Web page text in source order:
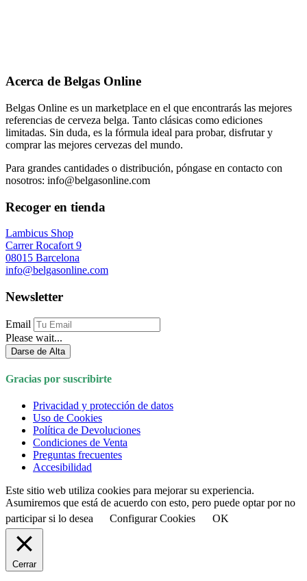
Acerca de Belgas Online
Belgas Online es un marketplace en el que encontrarás las mejores
referencias de cerveza belga. Tanto clásicas como ediciones
limitadas. Sin duda, es la fórmula ideal para probar, disfrutar y
comprar las mejores cervezas del mundo.
Para grandes cantidades o distribución, póngase en contacto con
nosotros: info@belgasonline.com
Recoger en tienda
Lambicus Shop
Carrer Rocafort 9
08015 Barcelona
info@belgasonline.com
Newsletter
Email
Please wait...
Darse de Alta
Gracias por suscribirte
Privacidad y protección de datos
Uso de Cookies
Política de Devoluciones
Condiciones de Venta
Preguntas frecuentes
Accesibilidad
Este sitio web utiliza cookies para mejorar su experiencia.
Asumiremos que está de acuerdo con esto, pero puede optar por no
participar si lo desea
Configurar Cookies OK
Cerrar